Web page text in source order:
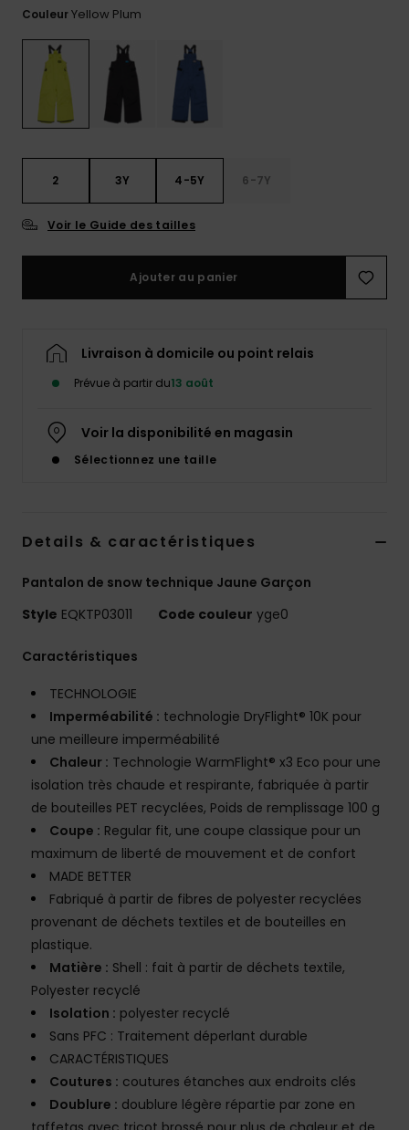
les plus
formulaire
de
contact.
Consulter
CouleurYellow Plum
2 3Y 4-5Y 6-7Y
Voir le Guide des tailles
Ajouter au panier
Livraison à domicile ou point relais
Prévue à partir du13 août
Voir la disponibilité en magasin
Sélectionnez une taille
Details & caractéristiques
Pantalon de snow technique Jaune Garçon
Style EQKTP03011 Code couleur yge0
Caractéristiques
TECHNOLOGIE
Imperméabilité : technologie DryFlight® 10K pour
une meilleure imperméabilité
Chaleur : Technologie WarmFlight® x3 Eco pour une
isolation très chaude et respirante, fabriquée à partir
de bouteilles PET recyclées, Poids de remplissage 100 g
Coupe : Regular fit, une coupe classique pour un
maximum de liberté de mouvement et de confort
MADE BETTER
Fabriqué à partir de fibres de polyester recyclées
provenant de déchets textiles et de bouteilles en
plastique.
Matière : Shell : fait à partir de déchets textile,
Polyester recyclé
Isolation : polyester recyclé
Sans PFC : Traitement déperlant durable
CARACTÉRISTIQUES
Coutures : coutures étanches aux endroits clés
Doublure : doublure légère répartie par zone en